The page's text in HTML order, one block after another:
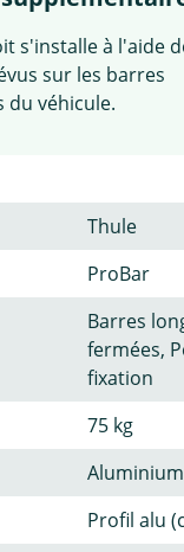
s'installe à l'aide
sur les barres
du véhicule.
Thule
ProBar
Barres
fermées,
fixation
75 kg
Aluminium
Profil alu